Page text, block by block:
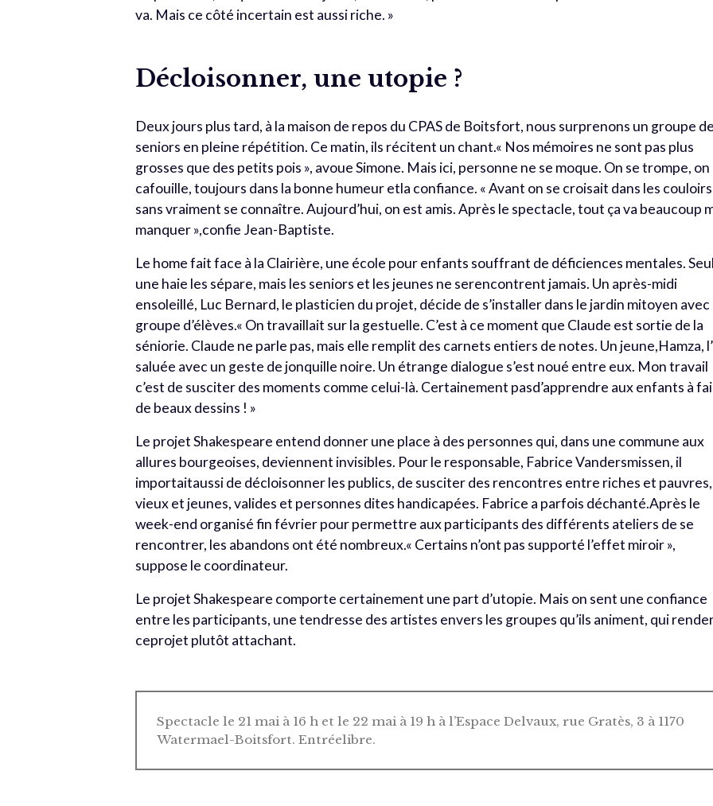
va. Mais ce côté incertain est aussi riche. »
Décloisonner, une utopie ?
Deux jours plus tard, à la maison de repos du CPAS de Boitsfort, nous surprenons un groupe
seniors en pleine répétition. Ce matin, ils récitent un chant.« Nos mémoires ne sont pas plus
grosses que des petits pois », avoue Simone. Mais ici, personne ne se moque. On se trompe, on
cafouille, toujours dans la bonne humeur etla confiance. « Avant on se croisait dans les couloirs
sans vraiment se connaître. Aujourd’hui, on est amis. Après le spectacle, tout ça va beaucoup
manquer »,confie Jean-Baptiste.
Le home fait face à la Clairière, une école pour enfants souffrant de déficiences mentales.
une haie les sépare, mais les seniors et les jeunes ne serencontrent jamais. Un après-midi
ensoleillé, Luc Bernard, le plasticien du projet, décide de s’installer dans le jardin mitoyen avec
groupe d’élèves.« On travaillait sur la gestuelle. C’est à ce moment que Claude est sortie de la
séniorie. Claude ne parle pas, mais elle remplit des carnets entiers de notes. Un jeune,Hamza,
saluée avec un geste de jonquille noire. Un étrange dialogue s’est noué entre eux. Mon travail
c’est de susciter des moments comme celui-là. Certainement pasd’apprendre aux enfants à
de beaux dessins ! »
Le projet Shakespeare entend donner une place à des personnes qui, dans une commune aux
allures bourgeoises, deviennent invisibles. Pour le responsable, Fabrice Vandersmissen, il
importaitaussi de décloisonner les publics, de susciter des rencontres entre riches et pauvres,
vieux et jeunes, valides et personnes dites handicapées. Fabrice a parfois déchanté.Après le
week-end organisé fin février pour permettre aux participants des différents ateliers de se
rencontrer, les abandons ont été nombreux.« Certains n’ont pas supporté l’effet miroir »,
suppose le coordinateur.
Le projet Shakespeare comporte certainement une part d’utopie. Mais on sent une confiance
entre les participants, une tendresse des artistes envers les groupes qu’ils animent, qui
ceprojet plutôt attachant.
Spectacle le 21 mai à 16 h et le 22 mai à 19 h à l’Espace Delvaux, rue Gratès, 3 à 1170
Watermael-Boitsfort. Entréelibre.